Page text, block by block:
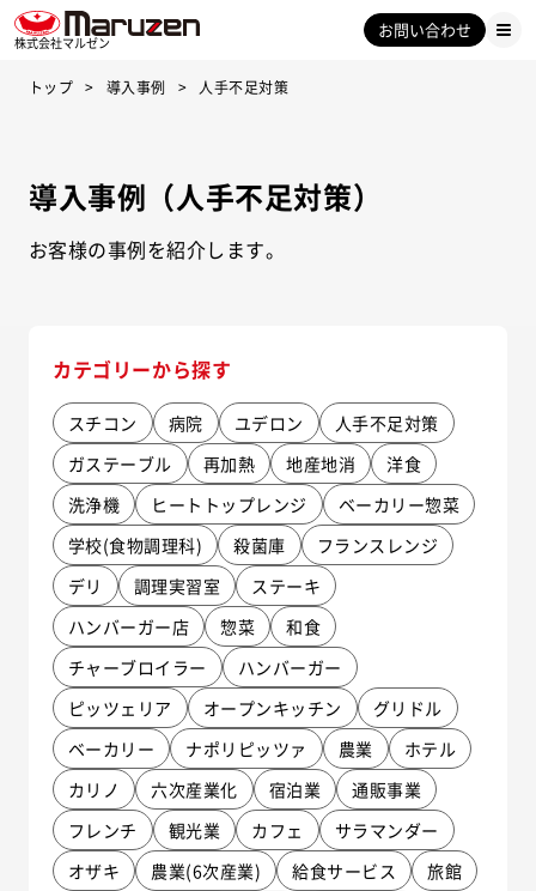
株式会社マルゼン
お問い合わせ
トップ 導入事例 人手不足対策
導入事例（人手不足対策）
お客様の事例を紹介します。
カテゴリーから探す
スチコン 病院 ユデロン
人手不足対策
ガステーブル
再加熱 地産地消
洋食
洗浄機
ヒートトップレンジ
ベーカリー惣菜
学校(食物調理科)
殺菌庫
フランスレンジ
デリ
調理実習室
ステーキ
ハンバーガー店
惣菜
和食
チャーブロイラー
ハンバーガー
ピッツェリア
オープンキッチン
グリドル
ベーカリー
ナポリピッツァ 農業
ホテル
カリノ
六次産業化 宿泊業
通販事業
フレンチ
観光業 カフェ
サラマンダー
オザキ
農業(6次産業) 給食サービス
旅館